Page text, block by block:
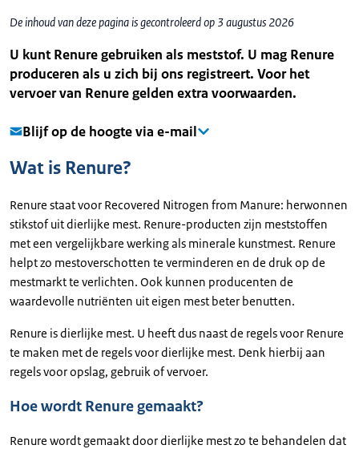
De inhoud van deze pagina is gecontroleerd op 3 augustus 2026
U kunt Renure gebruiken als meststof. U mag Renure
produceren als u zich bij ons registreert. Voor het
vervoer van Renure gelden extra voorwaarden.
Blijf op de hoogte via e-mail
Wat is Renure?
Renure staat voor Recovered Nitrogen from Manure: herwonnen
stikstof uit dierlijke mest. Renure-producten zijn meststoffen
met een vergelijkbare werking als minerale kunstmest. Renure
helpt zo mestoverschotten te verminderen en de druk op de
mestmarkt te verlichten. Ook kunnen producenten de
waardevolle nutriënten uit eigen mest beter benutten.
Renure is dierlijke mest. U heeft dus naast de regels voor Renure
te maken met de regels voor dierlijke mest. Denk hierbij aan
regels voor opslag, gebruik of vervoer.
Hoe wordt Renure gemaakt?
Renure wordt gemaakt door dierlijke mest zo te behandelen dat